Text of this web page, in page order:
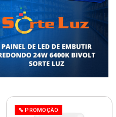
% PROMOÇÃO